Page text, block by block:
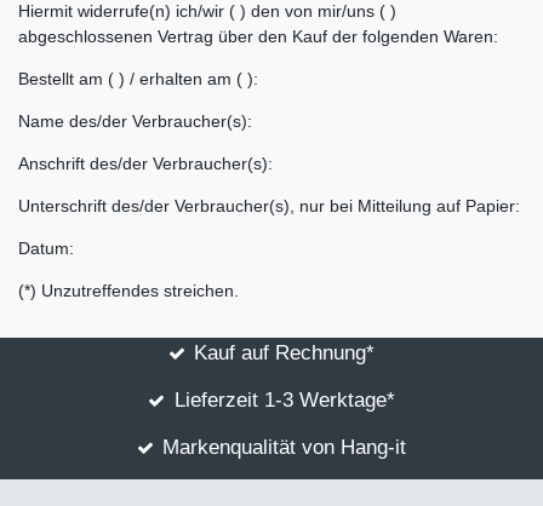
Hiermit widerrufe(n) ich/wir ( ) den von mir/uns ( )
abgeschlossenen Vertrag über den Kauf der folgenden Waren:
Bestellt am ( ) / erhalten am ( ):
Name des/der Verbraucher(s):
Anschrift des/der Verbraucher(s):
Unterschrift des/der Verbraucher(s), nur bei Mitteilung auf Papier:
Datum:
(*) Unzutreffendes streichen.
Kauf auf Rechnung*
Lieferzeit 1-3 Werktage*
Markenqualität von Hang-it